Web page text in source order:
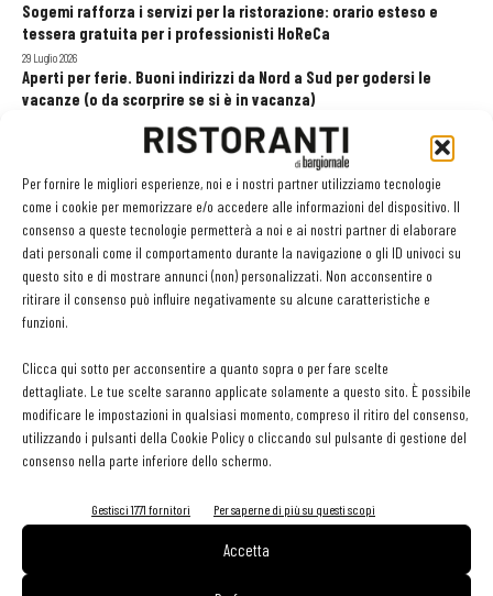
Per fornire le migliori esperienze, noi e i nostri partner utilizziamo tecnologie
come i cookie per memorizzare e/o accedere alle informazioni del dispositivo. Il
consenso a queste tecnologie permetterà a noi e ai nostri partner di elaborare
dati personali come il comportamento durante la navigazione o gli ID univoci su
questo sito e di mostrare annunci (non) personalizzati. Non acconsentire o
ritirare il consenso può influire negativamente su alcune caratteristiche e
funzioni.
Clicca qui sotto per acconsentire a quanto sopra o per fare scelte
dettagliate. Le tue scelte saranno applicate solamente a questo sito. È possibile
modificare le impostazioni in qualsiasi momento, compreso il ritiro del consenso,
utilizzando i pulsanti della Cookie Policy o cliccando sul pulsante di gestione del
consenso nella parte inferiore dello schermo.
Gestisci 1771 fornitori Per saperne di più su questi scopi
Accetta
Sogemi rafforza i servizi per la ristorazione: orario esteso e
tessera gratuita per i professionisti HoReCa
29 Luglio 2026
Aperti per ferie. Buoni indirizzi da Nord a Sud per godersi le
vacanze (o da scorprire se si è in vacanza)
Recensioni online, Fipe e le associazioni del turismo chiedono
modifiche alle Linee Guida dell’Antitrust
20 Luglio 2026
EDICOLA WEB